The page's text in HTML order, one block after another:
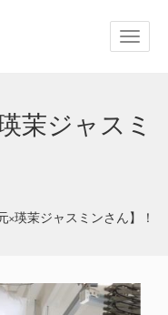
茉ジャスミ
×瑛茉ジャスミンさん】！